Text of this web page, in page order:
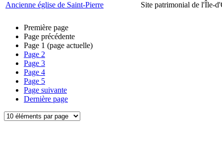
Ancienne église de Saint-Pierre
Site patrimonial de l'Île-
Première page
Page précédente
Page 1 (page actuelle)
Page 2
Page 3
Page 4
Page 5
Page suivante
Dernière page